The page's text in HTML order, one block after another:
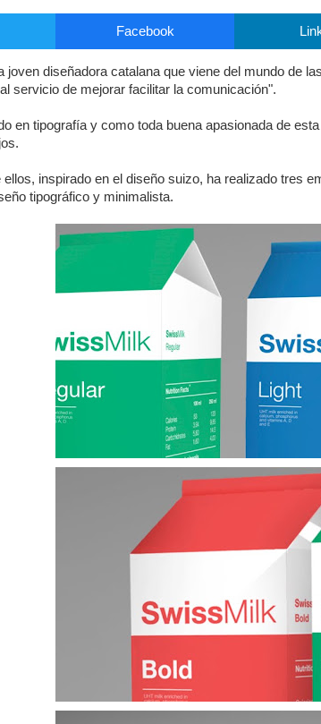
Facebook
joven diseñadora catalana que viene del mundo de
servicio de mejorar facilitar la comunicación".
en tipografía y como toda buena apasionada de
inspirado en el diseño suizo, ha realizado tres
tipográfico y minimalista.